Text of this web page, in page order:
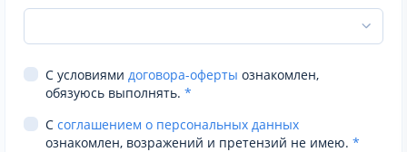
С условиями договора-оферты ознакомлен,
обязуюсь выполнять. *
С соглашением о персональных данных
ознакомлен, возражений и претензий не имею. *